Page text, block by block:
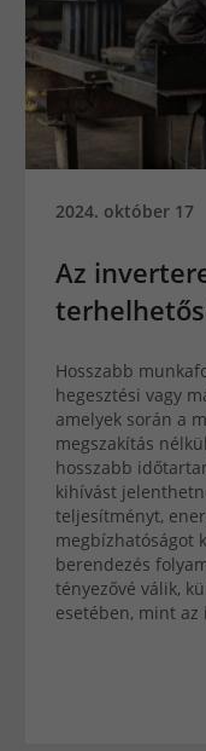
2024. október 17
Az
Hosszabb
hegesztési vagy
amelyek során a
megszakítás
hosszabb
kihívást
teljesítményt,
megbízhatóságot
berendezés
tényezővé válik,
esetében, mint